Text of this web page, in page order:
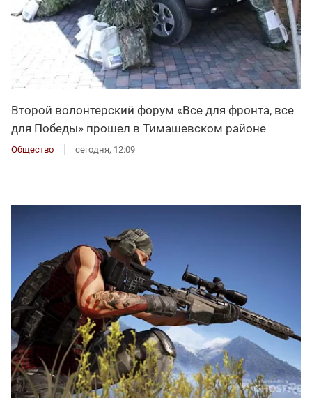
Второй волонтерский форум «Все для фронта, все
для Победы» прошел в Тимашевском районе
Общество сегодня, 12:09